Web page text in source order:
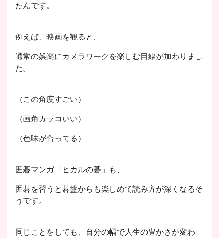
たんです。
例えば、映画を観ると、
通常の娯楽にカメラワークを楽しむ目線が加わりまし
た。
（この角度すごい）
（画角カッコいい）
（色味が合ってる）
囲碁マンガ「ヒカルの碁」も、
囲碁を習うと碁盤からも楽しめて読み方が深くなるそ
うです。
同じことをしても、自分の幅で人生の豊かさが変わ